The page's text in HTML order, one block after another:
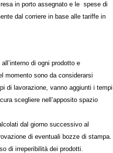
in porto assegnato e le spese di
dal corriere in base alle tariffe in
di ogni prodotto e
momento sono da considerarsi
di lavorazione, vanno aggiunti i tempi
scegliere nell’apposito spazio
dal giorno successivo al
di eventuali bozze di stampa.
di irreperibilità dei prodotti.